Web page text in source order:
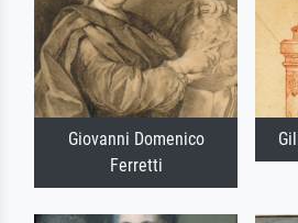
Giovanni Domenico
Ferretti